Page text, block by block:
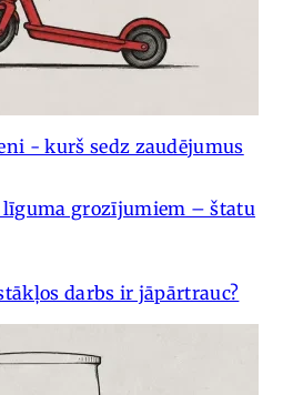
- kurš sedz zaudējumus
grozījumiem – štatu
darbs ir jāpārtrauc?